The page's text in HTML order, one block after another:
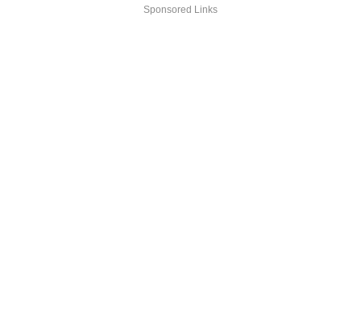
Sponsored Links